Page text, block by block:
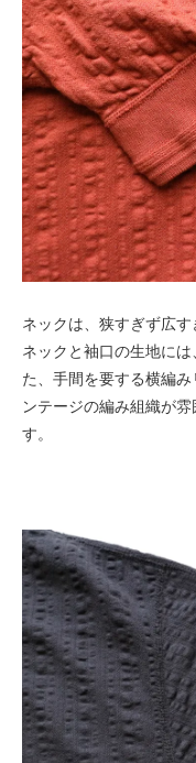
ネックは、狭すぎず広す
ネックと袖口の生地に
た、手間を要する横編
ンテージの編み組織が
す。